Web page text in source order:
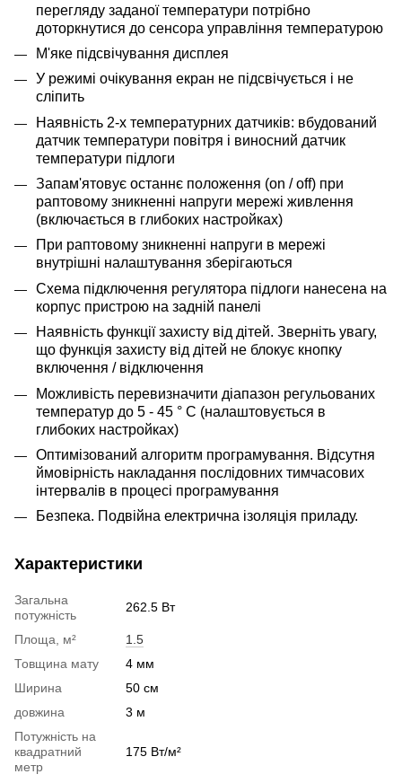
перегляду заданої температури потрібно
доторкнутися до сенсора управління температурою
М'яке підсвічування дисплея
У режимі очікування екран не підсвічується і не
сліпить
Наявність 2-х температурних датчиків: вбудований
датчик температури повітря і виносний датчик
температури підлоги
Запам'ятовує останнє положення (on / off) при
раптовому зникненні напруги мережі живлення
(включається в глибоких настройках)
При раптовому зникненні напруги в мережі
внутрішні налаштування зберігаються
Схема підключення регулятора підлоги нанесена на
корпус пристрою на задній панелі
Наявність функції захисту від дітей. Зверніть увагу,
що функція захисту від дітей не блокує кнопку
включення / відключення
Можливість перевизначити діапазон регульованих
температур до 5 - 45 ° С (налаштовується в
глибоких настройках)
Оптимізований алгоритм програмування. Відсутня
ймовірність накладання послідовних тимчасових
інтервалів в процесі програмування
Безпека. Подвійна електрична ізоляція приладу.
Характеристики
Загальна
потужність
262.5 Вт
Площа, м²
1.5
Товщина мату
4 мм
Ширина
50 см
довжина
3 м
Потужність на
квадратний
метр
175 Вт/м²